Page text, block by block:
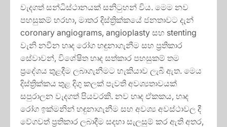
වැදගත් සන්ධිස්ථානයක් සනිටුහන් විය. මෙම නව
පහසුකම් හරහා, මාතර දිස්ත්‍රික්කයේ ජනතාවට දැන්
coronary angiograms, angioplasty සහ stenting
වැනි නවීන හෘද රෝග හඳුනාගැනීම සහ ප්‍රතිකාර
සේවාවන්, විශේෂිත හෘද සත්කාර පහසුකම් තම
ප්‍රදේශය තුළදීම ලබාගැනීමට හැකියාව ලැබී ඇත. මෙය
දිස්ත්‍රික්කය තුළ දිගු කලක් පැවති අවශ්‍යතාවයක්
සපුරාලන වැදගත් පියවරකි. නව හෘද ඒකකය, හෘද
රෝග ඉක්මනින් හඳුනාගැනීම සහ අවශ්‍ය අවස්ථාවල දී
වේගවත් ප්‍රතිකාර ලබාදීම සදහා සැලසුම් කර ඇති අතර,